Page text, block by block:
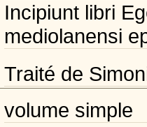
Incipiunt libri
mediolanensi
Traité de
volume simple